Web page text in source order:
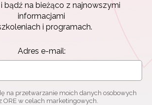
bądź na bieżąco z najnowszymi
informacjami
i programach.
Adres e-mail:
na przetwarzanie moich danych osobowych
ORE w celach marketingowych.